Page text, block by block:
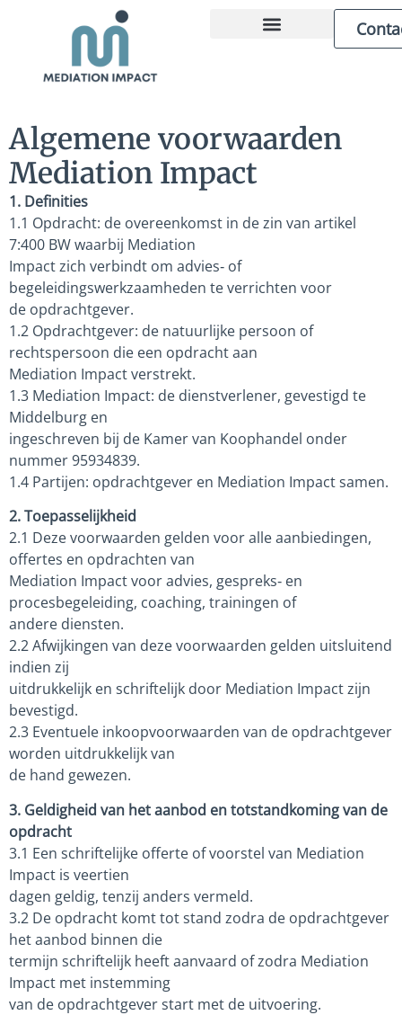
Algemene voorwaarden
Mediation Impact
1. Definities
1.1 Opdracht: de overeenkomst in de zin van artikel
7:400 BW waarbij Mediation
Impact zich verbindt om advies‑ of
begeleidingswerkzaamheden te verrichten voor
de opdrachtgever.
1.2 Opdrachtgever: de natuurlijke persoon of
rechtspersoon die een opdracht aan
Mediation Impact verstrekt.
1.3 Mediation Impact: de dienstverlener, gevestigd te
Middelburg en
ingeschreven bij de Kamer van Koophandel onder
nummer 95934839.
1.4 Partijen: opdrachtgever en Mediation Impact samen.
2. Toepasselijkheid
2.1 Deze voorwaarden gelden voor alle aanbiedingen,
offertes en opdrachten van
Mediation Impact voor advies, gespreks‑ en
procesbegeleiding, coaching, trainingen of
andere diensten.
2.2 Afwijkingen van deze voorwaarden gelden uitsluitend
indien zij
uitdrukkelijk en schriftelijk door Mediation Impact zijn
bevestigd.
2.3 Eventuele inkoopvoorwaarden van de opdrachtgever
worden uitdrukkelijk van
de hand gewezen.
3. Geldigheid van het aanbod en totstandkoming van de
opdracht
3.1 Een schriftelijke offerte of voorstel van Mediation
Impact is veertien
dagen geldig, tenzij anders vermeld.
3.2 De opdracht komt tot stand zodra de opdrachtgever
het aanbod binnen die
termijn schriftelijk heeft aanvaard of zodra Mediation
Impact met instemming
van de opdrachtgever start met de uitvoering.